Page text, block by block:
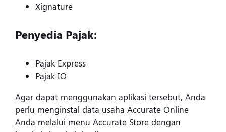
Xignature
Penyedia Pajak:
Pajak Express
Pajak IO
Agar dapat menggunakan aplikasi tersebut, Anda
perlu menginstal data usaha Accurate Online
Anda melalui menu Accurate Store dengan